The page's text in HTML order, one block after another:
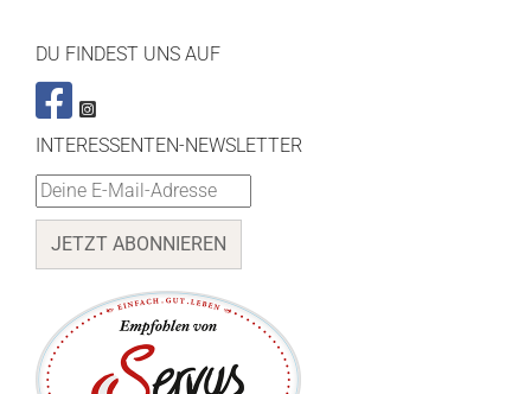
DU FINDEST UNS AUF
INTERESSENTEN-NEWSLETTER
JETZT ABONNIEREN